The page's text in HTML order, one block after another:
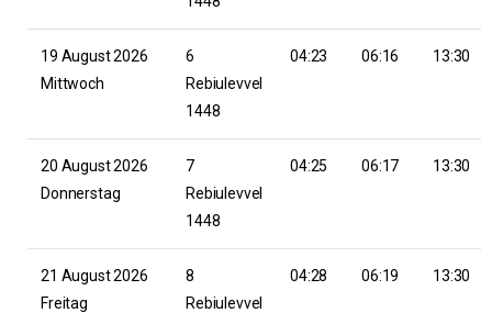
19 August 2026
Mittwoch
6
Rebiulevvel
1448
04:23 06:16 13:30
20 August 2026
Donnerstag
7
Rebiulevvel
1448
04:25 06:17 13:30
21 August 2026
Freitag
8
Rebiulevvel
04:28 06:19 13:30